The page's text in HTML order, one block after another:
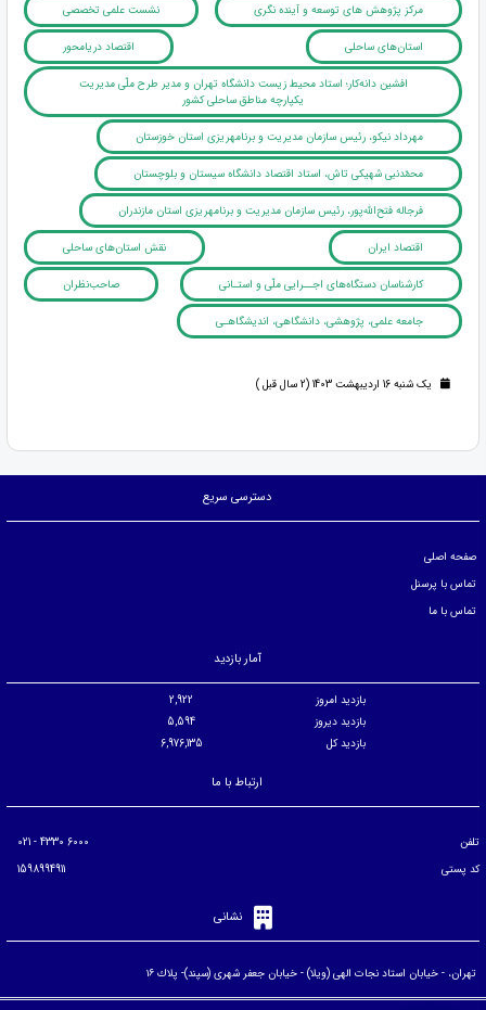
مرکز پژوهش های توسعه و آینده نگری نشست علمی تخصصی
استان‌های ساحلی اقتصاد دریامحور
افشین دانه­‌کار؛ استاد محیط زیست دانشگاه تهران و مدیر طرح ملّی مدیریت
یکپارچه مناطق ساحلی کشور
مهرداد نیکو، رئیس سازمان مدیریت و برنامه­ریزی استان خوزستان
محمّدنبی شهیکی تاش، استاد اقتصاد دانشگاه سیستان و بلوچستان
فرج­اله فتح‌­الله‌پور، رئیس سازمان مدیریت و برنامه­ریزی استان مازندران
اقتصاد ایران نقش استان‌های ساحلی
کارشناسان دستگاه‌های اجــرایی ملّی و استـانی صاحب‌نظران
جامعه علمی، پژوهشی، دانشگاهی، اندیشگاهـی
یک شنبه 16 اردیبهشت 1403 (2 سال قبل )
دسترسی سریع
صفحه اصلی
تماس با پرسنل
تماس با ما
آمار بازدید
بازدید امروز
2,922
بازدید دیروز
5,594
بازدید کل
6,976,135
ارتباط با ما
تلفن
کد پستی
نشانی
تهران، - خيابان استاد نجات الهی (ويلا) - خيابان جعفر شهری (سپند)- پلاك ۱۶